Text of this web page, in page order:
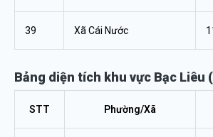
39 Xã Cái Nước
Bảng diện tích khu vực Bạc Liêu
STT Phường/Xã